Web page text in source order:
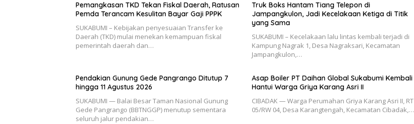
Pemangkasan TKD Tekan Fiskal Daerah, Ratusan
Pemda Terancam Kesulitan Bayar Gaji PPPK
SUKABUMI – Kebijakan penyesuaian Transfer ke
Daerah (TKD) mulai menekan kemampuan fiskal
pemerintah daerah dan…
Truk Boks Hantam Tiang Telepon di
Jampangkulon, Jadi Kecelakaan Ketiga di Titik
yang Sama
SUKABUMI – Kecelakaan lalu lintas kembali terjadi di
Kampung Nagrak 1, Desa Nagraksari, Kecamatan
Jampangkulon,…
Pendakian Gunung Gede Pangrango Ditutup 7
hingga 11 Agustus 2026
SUKABUMI — Balai Besar Taman Nasional Gunung
Gede Pangrango (BBTNGGP) menutup sementara
seluruh jalur pendakian…
Asap Boiler PT Daihan Global Sukabumi Kembali
Hantui Warga Griya Karang Asri II
CIBADAK — Warga Perumahan Griya Karang Asri II, RT
05/RW 04, Desa Karangtengah, Kecamatan Cibadak,…